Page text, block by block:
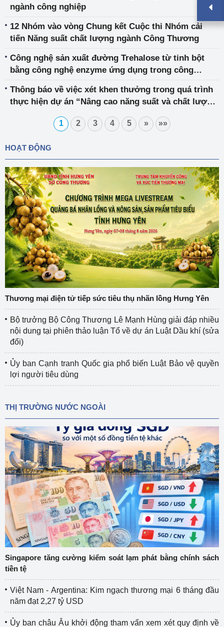
ngành công nghiệp
12 Nhóm vào vòng Chung kết Cuộc thi Nhóm cải
tiến Năng suất chất lượng ngành Công Thương
Công nghệ sản xuất đường Trehalose từ tinh bột
bằng công nghệ enzyme ứng dụng trong công
Thông báo về việc xét khen thưởng trong quá trình
thực hiện dự án “Nâng cao năng suất và chất lượng
1 2 3 4 5 » »»
HOẠT ĐỘNG
Thương mại điện tử tiếp sức tiêu thụ nhãn lồng Hưng Yên
Bộ trưởng Bộ Công Thương Lê Mạnh Hùng giải đáp nhiều
nội dung tại phiên thảo luận Tổ về dự án Luật Dầu khí (sửa
đổi)
Ủy ban Cạnh tranh Quốc gia phổ biến Luật Bảo vệ quyền
lợi người tiêu dùng
THỊ TRƯỜNG NƯỚC NGOÀI
Singapore tăng cường kiểm soát lạm phát bằng chính sách
tiền tệ
Việt Nam - Argentina: Kim ngạch thương mại 6 tháng đầu
năm đạt 2,27 tỷ USD
Ủy ban châu Âu khởi động tham vấn xem xét quy định về